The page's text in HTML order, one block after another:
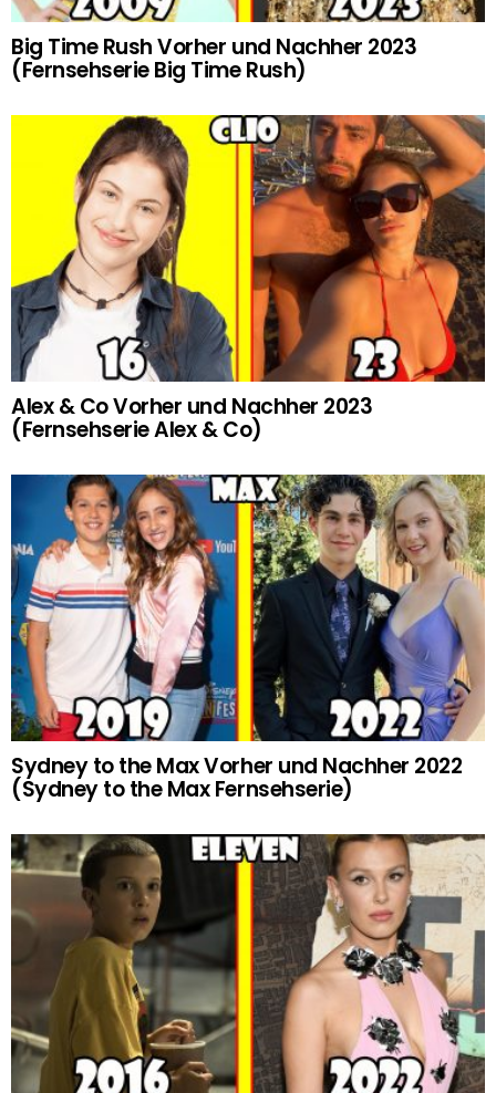
Big Time Rush Vorher und Nachher 2023
(Fernsehserie Big Time Rush)
Alex & Co Vorher und Nachher 2023
(Fernsehserie Alex & Co)
Sydney to the Max Vorher und Nachher 2022
(Sydney to the Max Fernsehserie)